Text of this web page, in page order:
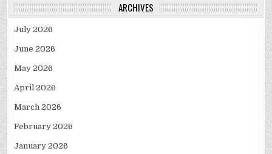
ARCHIVES
July 2026
June 2026
May 2026
April 2026
March 2026
February 2026
January 2026